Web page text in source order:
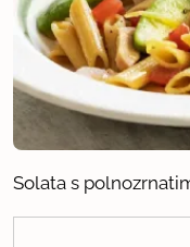
Solata s